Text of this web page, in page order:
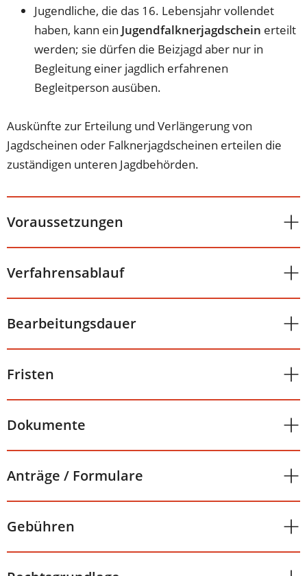
Jugendliche, die das 16. Lebensjahr vollendet
haben, kann ein Jugendfalknerjagdschein erteilt
werden; sie dürfen die Beizjagd aber nur in
Begleitung einer jagdlich erfahrenen
Begleitperson ausüben.
Auskünfte zur Erteilung und Verlängerung von
Jagdscheinen oder Falknerjagdscheinen erteilen die
zuständigen unteren Jagdbehörden.
Voraussetzungen
Verfahrensablauf
Bearbeitungsdauer
Fristen
Dokumente
Anträge / Formulare
Gebühren